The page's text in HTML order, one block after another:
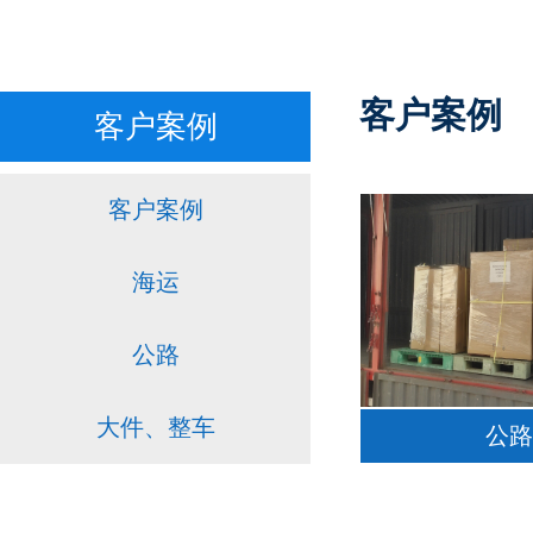
客户案例
客户案例
海运
公路
大件、整车
客户案例
公